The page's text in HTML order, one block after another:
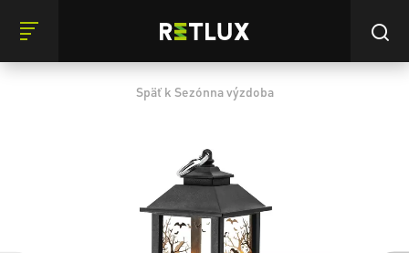
Späť k Sezónna výzdoba